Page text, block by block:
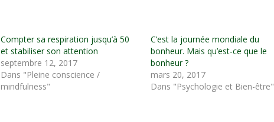
Compter sa respiration jusqu’à 50
et stabiliser son attention
septembre 12, 2017
Dans "Pleine conscience /
mindfulness"
C’est la journée mondiale du
bonheur. Mais qu’est-ce que le
bonheur ?
mars 20, 2017
Dans "Psychologie et Bien-être"